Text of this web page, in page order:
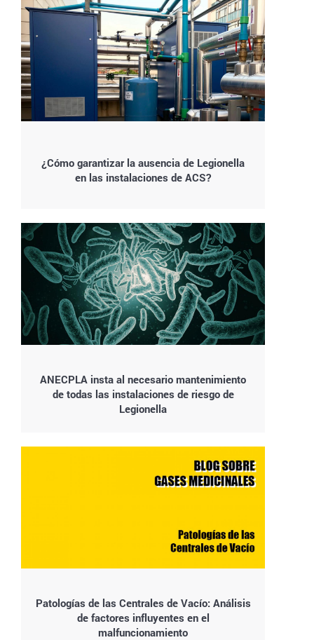
¿Cómo garantizar la ausencia de Legionella
en las instalaciones de ACS?
ANECPLA insta al necesario mantenimiento
de todas las instalaciones de riesgo de
Legionella
Patologías de las Centrales de Vacío: Análisis
de factores influyentes en el
malfuncionamiento